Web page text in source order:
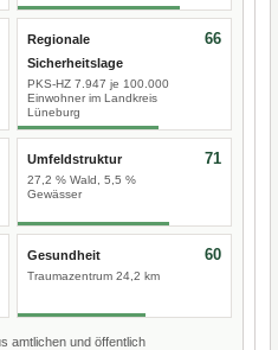
Regionale
Sicherheitslage
PKS-HZ 7.947 je 100.000
Einwohner im Landkreis
Lüneburg
66
Umfeldstruktur
27,2 % Wald, 5,5 %
Gewässer
71
Gesundheit
Traumazentrum 24,2 km
60
amtlichen und öffentlich